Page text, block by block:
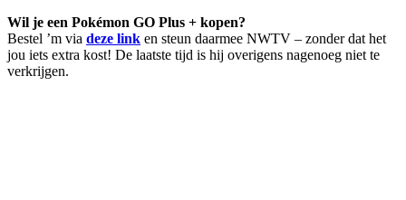
Wil je een Pokémon GO Plus + kopen?
Bestel ’m via deze link en steun daarmee NWTV – zonder dat het
jou iets extra kost! De laatste tijd is hij overigens nagenoeg niet te
verkrijgen.